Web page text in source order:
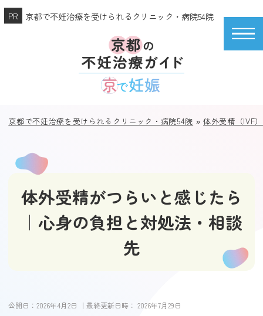
京都で不妊治療を受けられるクリニック・病院54院
京都で不妊治療を受けられるクリニック・病院54院 »体外受精（IVF
体外受精がつらいと感じたら
｜心身の負担と対処法・相談
先
公開日：2026年4月2日 ｜最終更新日時：2026年7月29日